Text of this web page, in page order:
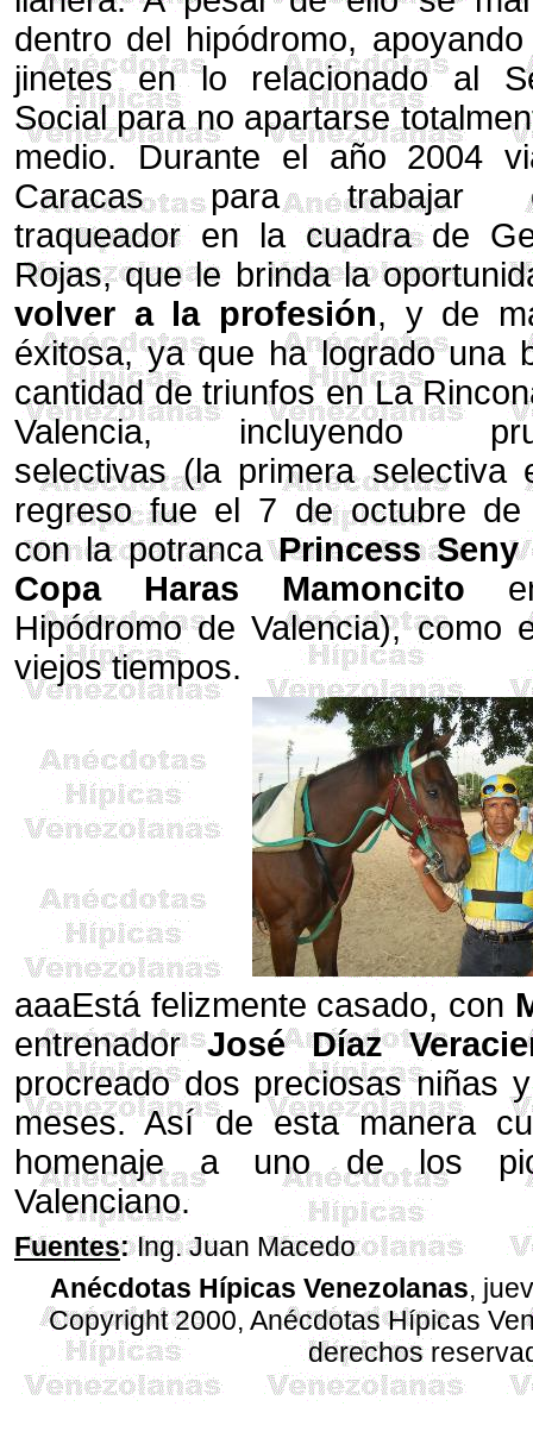
dentro del hipódromo,
jinetes en lo relacionado al
Social para no apartarse
medio. Durante el año 2004
Caracas para trabajar
traqueador en la cuadra de
Rojas, que le brinda la
volver a la profesión, y de
éxitosa, ya que ha logrado una
cantidad de triunfos en La
Valencia, incluyendo
selectivas (la primera selectiva
regreso fue el 7 de octubre de
con la potrancaPrincess Seny
Copa Haras Mamoncito
Hipódromo de Valencia), como
viejos tiempos.
aaaEstá felizmente casado, con
entrenadorJosé Díaz
procreado dos preciosas niñas
meses. Así de esta manera
homenaje a uno de los
Valenciano.
Fuentes:Ing. Juan Macedo
Anécdotas Hípicas Venezolanas,
Copyright 2000, Anécdotas Hípicas
derechos